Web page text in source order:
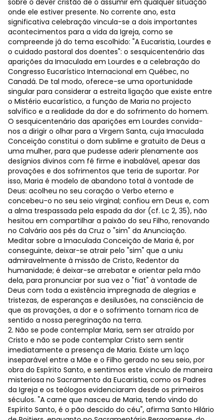
sobre o dever cristão de o assumir em qualquer situação
onde ele estiver presente. No corrente ano, esta
significativa celebração vincula-se a dois importantes
acontecimentos para a vida da Igreja, como se
compreende já do tema escolhido: "A Eucaristia, Lourdes e
o cuidado pastoral dos doentes": o sesquicentenário das
aparições da Imaculada em Lourdes e a celebração do
Congresso Eucarístico Internacional em Québec, no
Canadá. De tal modo, oferece-se uma oportunidade
singular para considerar a estreita ligação que existe entre
o Mistério eucarístico, a função de Maria no projecto
salvífico e a realidade da dor e do sofrimento do homem.
O sesquicentenário das aparições em Lourdes convida-
nos a dirigir o olhar para a Virgem Santa, cuja Imaculada
Conceição constitui o dom sublime e gratuito de Deus a
uma mulher, para que pudesse aderir plenamente aos
desígnios divinos com fé firme e inabalável, apesar das
provações e dos sofrimentos que teria de suportar. Por
isso, Maria é modelo de abandono total à vontade de
Deus: acolheu no seu coração o Verbo eterno e
concebeu-o no seu seio virginal; confiou em Deus e, com
a alma trespassada pela espada da dor (cf. Lc 2, 35), não
hesitou em compartilhar a paixão do seu Filho, renovando
no Calvário aos pés da Cruz o "sim" da Anunciação.
Meditar sobre a Imaculada Conceição de Maria é, por
conseguinte, deixar-se atrair pelo "sim" que a uniu
admiravelmente à missão de Cristo, Redentor da
humanidade; é deixar-se arrebatar e orientar pela mão
dela, para pronunciar por sua vez o "fiat" à vontade de
Deus com toda a existência impregnada de alegrias e
tristezas, de esperanças e desilusões, na consciência de
que as provações, a dor e o sofrimento tornam rica de
sentido a nossa peregrinação na terra.
2. Não se pode contemplar Maria, sem ser atraído por
Cristo e não se pode contemplar Cristo sem sentir
imediatamente a presença de Maria. Existe um laço
inseparável entre a Mãe e o Filho gerado no seu seio, por
obra do Espírito Santo, e sentimos este vínculo de maneira
misteriosa no Sacramento da Eucaristia, como os Padres
da Igreja e os teólogos evidenciaram desde os primeiros
séculos. "A carne que nasceu de Maria, tendo vindo do
Espírito Santo, é o pão descido do céu", afirma Santo Hilário